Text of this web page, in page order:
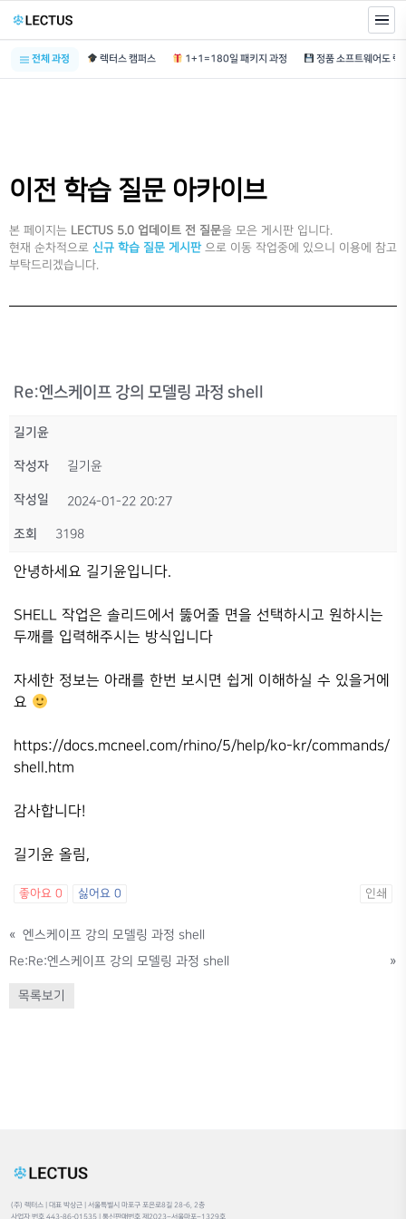
전체 과정 렉터스 캠퍼스 1+1=180일 패키지 과정
이전 학습 질문 아카이브
본 페이지는 LECTUS 5.0 업데이트 전 질문을 모은 게시판 입니다.
현재 순차적으로 신규 학습 질문 게시판 으로 이동 작업중에 있으니 이용에 참고
부탁드리겠습니다.
Re:엔스케이프 강의 모델링 과정 shell
길기윤
작성자 길기윤
작성일 2024-01-22 20:27
조회 3198
안녕하세요 길기윤입니다.
SHELL 작업은 솔리드에서 뚫어줄 면을 선택하시고 원하시는
두깨를 입력해주시는 방식입니다
자세한 정보는 아래를 한번 보시면 쉽게 이해하실 수 있을거에
요
https://docs.mcneel.com/rhino/5/help/ko-kr/commands/
shell.htm
감사합니다!
길기윤 올림,
좋아요 0 싫어요 0 인쇄
« 엔스케이프 강의 모델링 과정 shell
Re:Re:엔스케이프 강의 모델링 과정 shell
»
목록보기